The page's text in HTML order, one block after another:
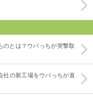
とは？ウパっちが突撃取
社の新工場をウパっちが直